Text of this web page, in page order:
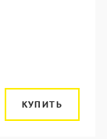
КУПИТЬ